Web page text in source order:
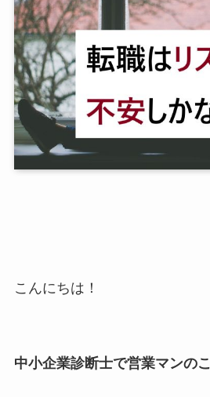
こんにちは！
中小企業診断士で営業マンの